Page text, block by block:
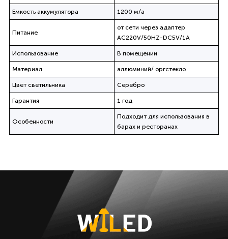
Емкость аккумулятора 1200 м/а
Питание
от сети через адаптер
AC220V/50HZ-DC5V/1A
Использование В помещении
Материал аллюминий/ оргстекло
Цвет светильника Серебро
Гарантия 1 год
Особенности
Подходит для использования в
барах и ресторанах